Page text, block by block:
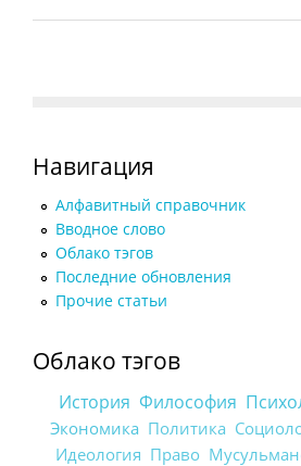
Навигация
Алфавитный справочник
Вводное слово
Облако тэгов
Последние обновления
Прочие статьи
Облако тэгов
История Философия
Экономика Политика
Идеология Право